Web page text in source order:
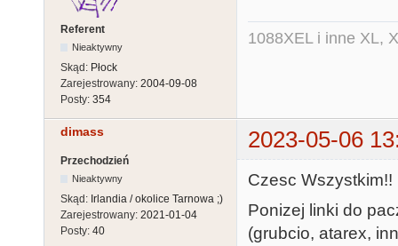
Referent
Nieaktywny
Skąd: Płock
Zarejestrowany: 2004-09-08
Posty: 354
1088XEL i inne XL,
dimass 2023-05-06
Przechodzień
Nieaktywny
Skąd: Irlandia / okolice Tarnowa ;)
Zarejestrowany: 2021-01-04
Posty: 40
Czesc Wszystkim!!
Ponizej linki do
(grubcio, atarex,